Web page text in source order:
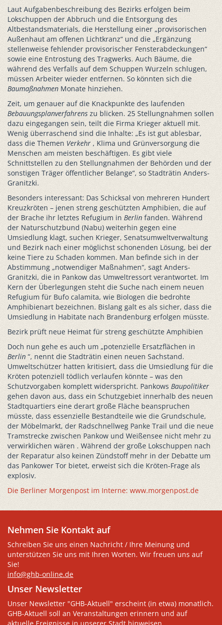
Laut Aufgabenbeschreibung des Bezirks erfolgen beim
Lokschuppen der Abbruch und die Entsorgung des
Altbestandsmaterials, die Herstellung einer „provisorischen
Außenhaut am offenen Lichtkranz“ und die „Ergänzung
stellenweise fehlender provisorischer Fensterabdeckungen“
sowie eine Entrostung des Tragwerks. Auch Bäume, die
während des Verfalls auf dem Schuppen Wurzeln schlugen,
müssen Arbeiter wieder entfernen. So könnten sich die
Baumaßnahmen Monate hinziehen.
Zeit, um genauer auf die Knackpunkte des laufenden
Bebauungsplanverfahrens zu blicken. 25 Stellungnahmen sollen
dazu eingegangen sein, teilt die Firma Krieger aktuell mit.
Wenig überraschend sind die Inhalte: „Es ist gut ablesbar,
dass die Themen Verkehr , Klima und Grünversorgung die
Menschen am meisten beschäftigen. Es gibt viele
Schnittstellen zu den Stellungnahmen der Behörden und der
sonstigen Träger öffentlicher Belange“, so Stadträtin Anders-
Granitzki.
Besonders interessant: Das Schicksal von mehreren Hundert
Kreuzkröten – jenen streng geschützten Amphibien, die auf
der Brache ihr letztes Refugium in Berlin fanden. Während
der Naturschutzbund (Nabu) weiterhin gegen eine
Umsiedlung klagt, suchen Krieger, Senatsumweltverwaltung
und Bezirk nach einer möglichst schonenden Lösung, bei der
keine Tiere zu Schaden kommen. Man befinde sich in der
Abstimmung „notwendiger Maßnahmen“, sagt Anders-
Granitzki, die in Pankow das Umweltressort verantwortet. Im
Kern der Überlegungen steht die Suche nach einem neuen
Refugium für Bufo calamita, wie Biologen die bedrohte
Amphibienart bezeichnen. Bislang galt es als sicher, dass die
Umsiedlung in Habitate nach Brandenburg erfolgen müsste.
Bezirk prüft neue Heimat für streng geschützte Amphibien
Doch nun gehe es auch um „potenzielle Ersatzflächen in
Berlin “, nennt die Stadträtin einen neuen Sachstand.
Umweltschützer hatten kritisiert, dass die Umsiedlung für die
Kröten potenziell tödlich verlaufen könnte – was den
Schutzvorgaben komplett widerspricht. Pankows Baupolitiker
gehen davon aus, dass ein Schutzgebiet innerhalb des neuen
Stadtquartiers eine derart große Fläche beanspruchen
müsste, dass essenzielle Bestandteile wie die Grundschule,
der Möbelmarkt, der Radschnellweg Panke Trail und die neue
Tramstrecke zwischen Pankow und Weißensee nicht mehr zu
verwirklichen wären . Während der große Lokschuppen nach
der Reparatur also keinen Zündstoff mehr in der Debatte um
das Pankower Tor bietet, erweist sich die Kröten-Frage als
explosiv.
Die Berliner Morgenpost im Interne: www.morgenpost.de
Nehmen Sie Kontakt auf
Schreiben Sie uns einen Nachricht / Ihre Meinung und
unterstützen Sie uns mit Ihren Worten. Wir freuen uns auf
Sie!
info@ghb-online.de
Unser Newsletter
Unser Newsletter "GHB-Aktuell" erscheint (in etwa) monatlich.
GHB-Aktuell soll an Veranstaltungen erinnern und auf